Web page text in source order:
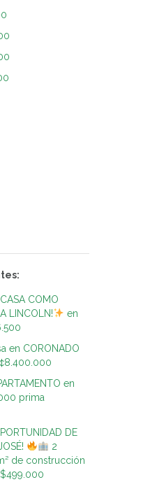
COMO
LINCOLN!
en
en CORONADO
en
prima
DE
2
de construcción
$499.000